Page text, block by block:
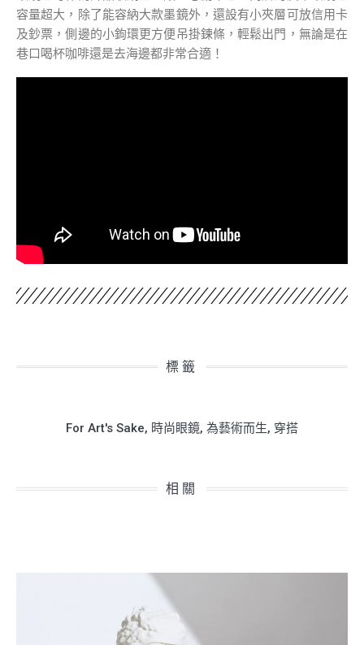
容量超大，除了能容納大款墨鏡外，還設有小夾層可放信用卡
及鈔票，側邊的小鉤環更方便吊掛鍊條，輕鬆出門，無論是在
巷口喝杯咖啡還是去海邊都非常合適！
標籤
For Art's Sake, 時尚眼鏡, 為藝術而生, 穿搭
相關